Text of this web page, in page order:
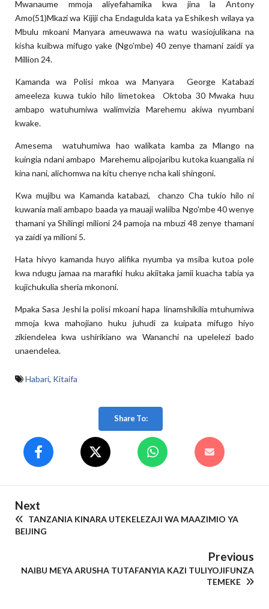
Mwanaume mmoja aliyefahamika kwa jina la Antony
Amo(51)Mkazi wa Kijiji cha Endagulda kata ya Eshikesh wilaya ya
Mbulu mkoani Manyara ameuwawa na watu wasiojulikana na
kisha kuibwa mifugo yake (Ngo'mbe) 40 zenye thamani zaidi ya
Million 24.
Kamanda wa Polisi mkoa wa Manyara George Katabazi
ameeleza kuwa tukio hilo limetokea Oktoba 30 Mwaka huu
ambapo watuhumiwa walimvizia Marehemu akiwa nyumbani
kwake.
Amesema watuhumiwa hao walikata kamba za Mlango na
kuingia ndani ambapo Marehemu alipojaribu kutoka kuangalia ni
kina nani, alichomwa na kitu chenye ncha kali shingoni.
Kwa mujibu wa Kamanda katabazi, chanzo Cha tukio hilo ni
kuwania mali ambapo baada ya mauaji waliiba Ngo'mbe 40 wenye
thamani ya Shilingi milioni 24 pamoja na mbuzi 48 zenye thamani
ya zaidi ya milioni 5.
Hata hivyo kamanda huyo alifika nyumba ya msiba kutoa pole
kwa ndugu jamaa na marafiki huku akiitaka jamii kuacha tabia ya
kujichukulia sheria mkononi.
Mpaka Sasa Jeshi la polisi mkoani hapa linamshikilia mtuhumiwa
mmoja kwa mahojiano huku juhudi za kuipata mifugo hiyo
zikiendelea kwa ushirikiano wa Wananchi na upelelezi bado
unaendelea.
Habari, Kitaifa
Share To:
Next
TANZANIA KINARA UTEKELEZAJI WA MAAZIMIO YA
BEIJING
Previous
NAIBU MEYA ARUSHA TUTAFANYIA KAZI TULIYOJIFUNZA
TEMEKE